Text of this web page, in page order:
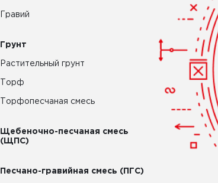
Гравий
Грунт
Растительный грунт
Торф
Торфопесчаная смесь
Щебеночно-песчаная смесь
(ЩПС)
Песчано-гравийная смесь (ПГС)